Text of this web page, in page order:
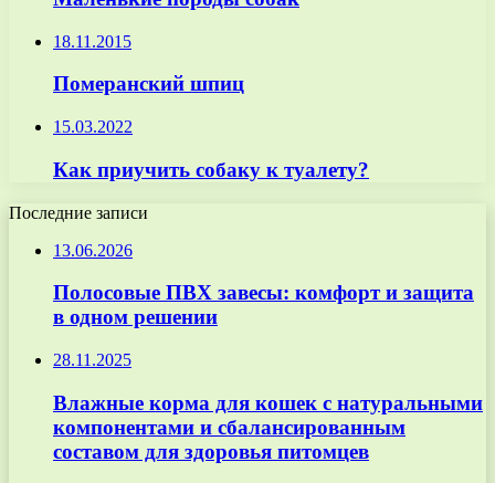
18.11.2015
Померанский шпиц
15.03.2022
Как приучить собаку к туалету?
Последние записи
13.06.2026
Полосовые ПВХ завесы: комфорт и защита
в одном решении
28.11.2025
Влажные корма для кошек с натуральными
компонентами и сбалансированным
составом для здоровья питомцев